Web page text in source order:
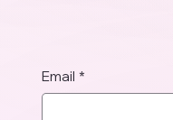
Email *